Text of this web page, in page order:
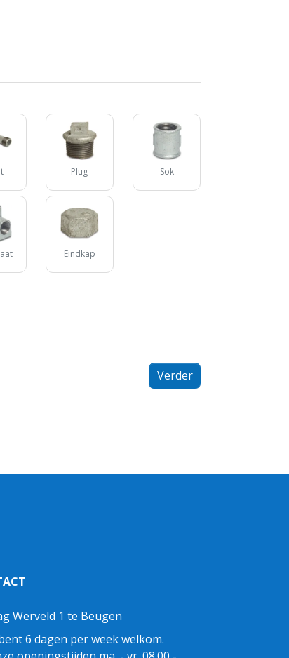
Plug Sok
Eindkap
Verder
Werveld 1 te Beugen
6 dagen per week welkom.